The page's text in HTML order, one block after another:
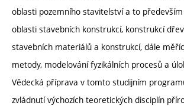
oblasti pozemního stavitelství a to
oblasti stavebních konstrukcí, konstrukcí
stavebních materiálů a konstrukcí, dále
metody, modelování fyzikálních procesů a
Vědecká příprava v tomto studijním
zvládnutí výchozích teoretických disciplín